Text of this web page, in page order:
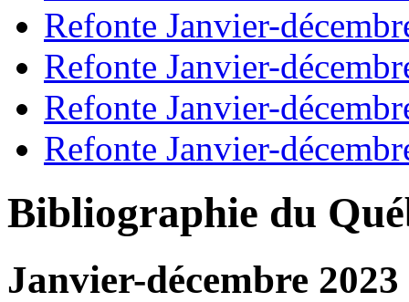
Refonte Janvier-
Refonte Janvier-
Refonte Janvier-
Refonte Janvier-
Bibliographie du
Janvier-décembre 2023